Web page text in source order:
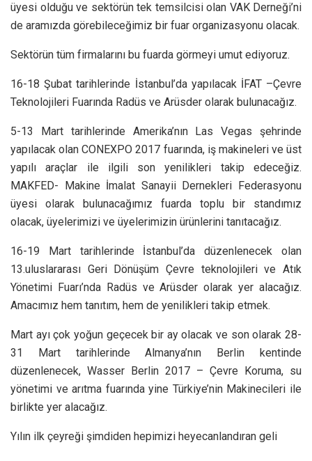
üyesi olduğu ve sektörün tek temsilcisi olan VAK Derneği’ni
de aramızda görebileceğimiz bir fuar organizasyonu olacak.
Sektörün tüm firmalarını bu fuarda görmeyi umut ediyoruz.
16-18 Şubat tarihlerinde İstanbul’da yapılacak İFAT –Çevre
Teknolojileri Fuarında Radüs ve Arüsder olarak bulunacağız.
5-13 Mart tarihlerinde Amerika’nın Las Vegas şehrinde
yapılacak olan CONEXPO 2017 fuarında, iş makineleri ve üst
yapılı araçlar ile ilgili son yenilikleri takip edeceğiz.
MAKFED- Makine İmalat Sanayii Dernekleri Federasyonu
üyesi olarak bulunacağımız fuarda toplu bir standımız
olacak, üyelerimizi ve üyelerimizin ürünlerini tanıtacağız.
16-19 Mart tarihlerinde İstanbul’da düzenlenecek olan
13.uluslararası Geri Dönüşüm Çevre teknolojileri ve Atık
Yönetimi Fuarı’nda Radüs ve Arüsder olarak yer alacağız.
Amacımız hem tanıtım, hem de yenilikleri takip etmek.
Mart ayı çok yoğun geçecek bir ay olacak ve son olarak 28-
31 Mart tarihlerinde Almanya’nın Berlin kentinde
düzenlenecek, Wasser Berlin 2017 – Çevre Koruma, su
yönetimi ve arıtma fuarında yine Türkiye’nin Makinecileri ile
birlikte yer alacağız.
Yılın ilk çeyreği şimdiden hepimizi heyecanlandıran geli